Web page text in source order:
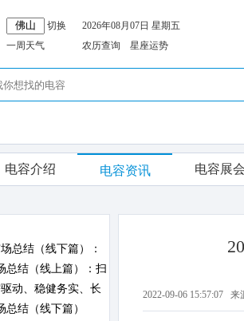
切换
一周天气
2026年08月07日 星期五
农历查询
星座运势
电容介绍 电容资讯 电容展
总结（线下篇）：
模同比逆势增长
总结（线上篇）：扫
升
动、稳健务实、长
总结（线下篇）
2022-09-06 15:57:07